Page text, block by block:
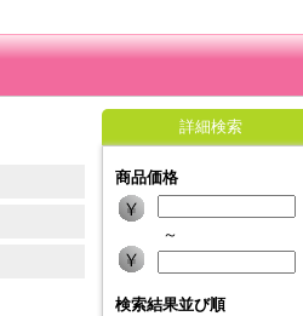
詳細検索
商品価格
～
検索結果並び順